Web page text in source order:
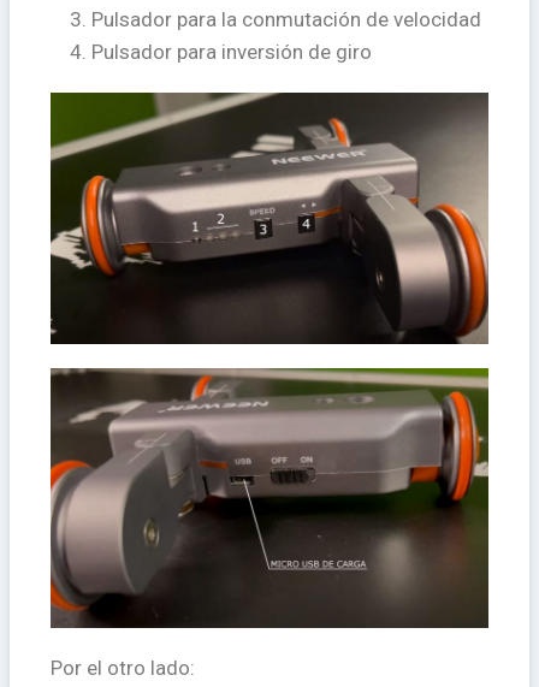
Pulsador para la conmutación de velocidad
Pulsador para inversión de giro
Por el otro lado: